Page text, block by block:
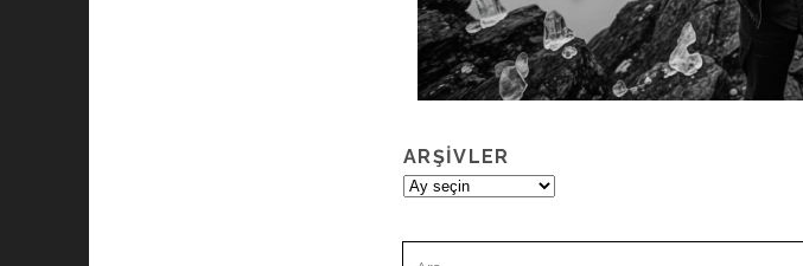
ARŞIVLER
Arşivler